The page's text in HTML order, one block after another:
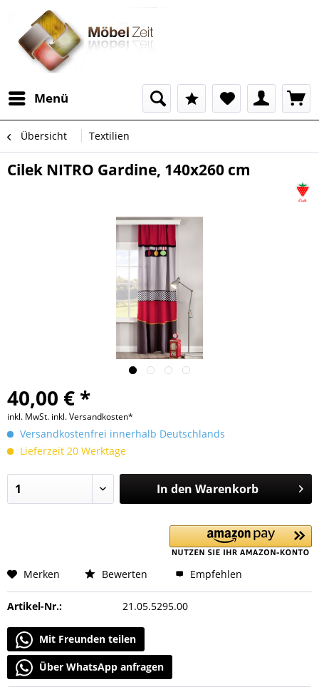
Menü
Übersicht Textilien
Cilek NITRO Gardine, 140x260 cm
40,00 € *
inkl. MwSt. inkl. Versandkosten*
Versandkostenfrei innerhalb Deutschlands
Lieferzeit 20 Werktage
In den Warenkorb
Merken Bewerten Empfehlen
Artikel-Nr.: 21.05.5295.00
Mit Freunden teilen
Über WhatsApp anfragen